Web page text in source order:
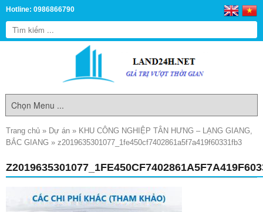
Hotline: 0986866790
Trang chủ » Dự án » KHU CÔNG NGHIỆP TÂN HƯNG – LẠNG GIANG,
BẮC GIANG » z2019635301077_1fe450cf7402861a5f7a419f60331fb3